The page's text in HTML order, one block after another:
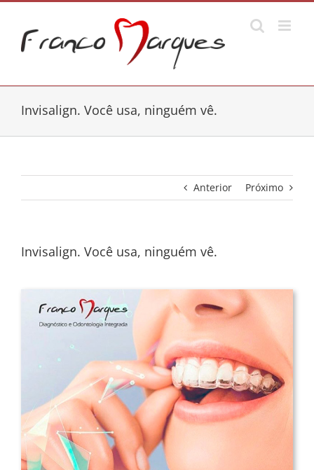
Ir
conteúdo
Invisalign. Você usa, ninguém vê.
Anterior Próximo
Invisalign. Você usa, ninguém vê.